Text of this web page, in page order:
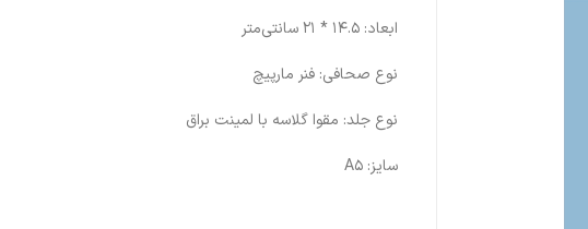
ابعاد: 14.5 * 21 سانتی‌متر
نوع صحافی: فنر مارپیچ
نوع جلد: مقوا گلاسه با لمینت براق
سایز: A5